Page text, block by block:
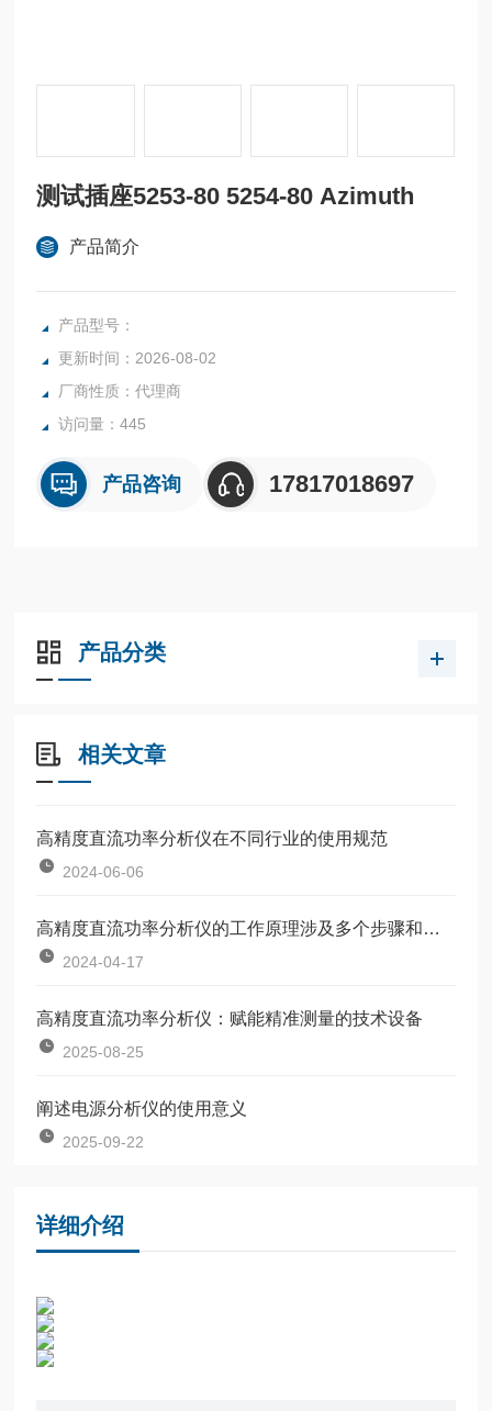
测试插座5253-80 5254-80 Azimuth
产品简介
产品型号：
更新时间：2026-08-02
厂商性质：代理商
访问量：445
产品咨询 17817018697
产品分类
相关文章
高精度直流功率分析仪在不同行业的使用规范
2024-06-06
高精度直流功率分析仪的工作原理涉及多个步骤和功能
2024-04-17
高精度直流功率分析仪：赋能精准测量的技术设备
2025-08-25
阐述电源分析仪的使用意义
2025-09-22
详细介绍